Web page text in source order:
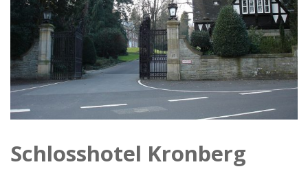
Schlosshotel Kronberg